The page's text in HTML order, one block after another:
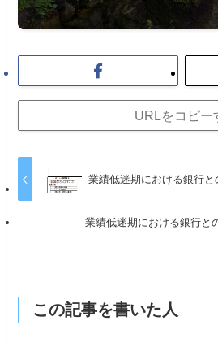
URLをコピー
業績低迷期における銀行
業績低迷期における銀行と
この記事を書いた人